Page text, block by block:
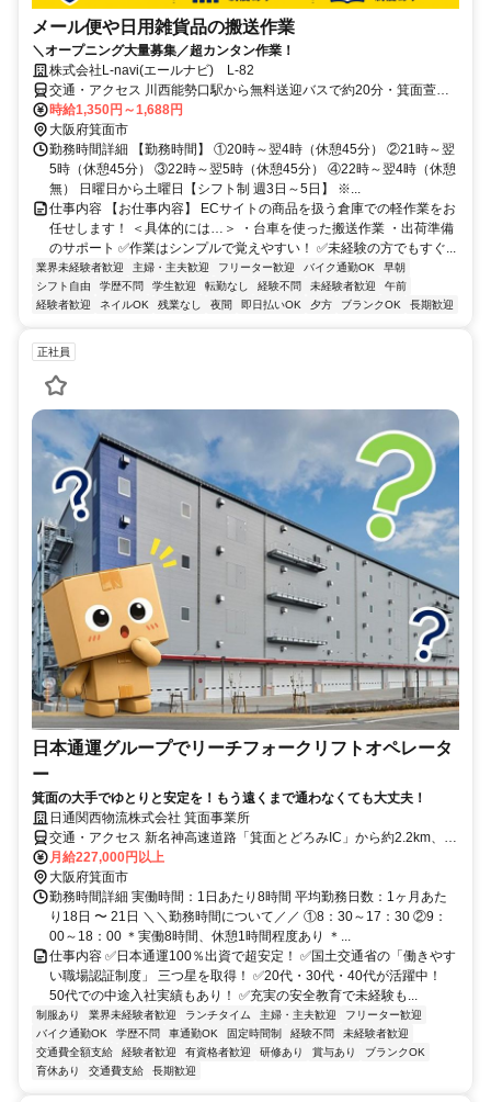
メール便や日用雑貨品の搬送作業
＼オープニング大量募集／超カンタン作業！
株式会社L-navi(エールナビ) L-82
交通・アクセス 川西能勢口駅から無料送迎バスで約20分・箕面萱野
駅から無料送迎バスで約15分・ときわ台駅/光風台駅から自転車で約
20分
時給1,350円～1,688円
大阪府箕面市
勤務時間詳細 【勤務時間】 ①20時～翌4時（休憩45分） ②21時～翌
5時（休憩45分） ③22時～翌5時（休憩45分） ④22時～翌4時（休憩
無） 日曜日から土曜日【シフト制 週3日～5日】 ※...
仕事内容 【お仕事内容】 ECサイトの商品を扱う倉庫での軽作業をお
任せします！ ＜具体的には…＞ ・台車を使った搬送作業 ・出荷準備
のサポート ✅作業はシンプルで覚えやすい！ ✅未経験の方でもすぐ...
業界未経験者歓迎 主婦・主夫歓迎 フリーター歓迎 バイク通勤OK
早朝
シフト自由
学歴不問 学生歓迎 転勤なし 経験不問 未経験者歓迎
午前
経験者歓迎
ネイルOK 残業なし 夜間 即日払いOK 夕方 ブランクOK 長期歓迎
正社員
日本通運グループでリーチフォークリフトオペレータ
ー
箕面の大手でゆとりと安定を！もう遠くまで通わなくても大丈夫！
日通関西物流株式会社 箕面事業所
交通・アクセス 新名神高速道路「箕面とどろみIC」から約2.2km、阪
神高速道路「池田木部IC」から約7.2km、能勢電鉄妙見線「ときわ台
駅」から約3.5km
月給227,000円以上
大阪府箕面市
勤務時間詳細 実働時間：1日あたり8時間 平均勤務日数：1ヶ月あた
り18日 〜 21日 ＼＼勤務時間について／／ ①8：30～17：30 ②9：
00～18：00 ＊実働8時間、休憩1時間程度あり ＊...
仕事内容 ✅日本通運100％出資で超安定！ ✅国土交通省の「働きやす
い職場認証制度」 三つ星を取得！ ✅20代・30代・40代が活躍中！
50代での中途入社実績もあり！ ✅充実の安全教育で未経験も...
制服あり 業界未経験者歓迎 ランチタイム 主婦・主夫歓迎
フリーター歓迎
バイク通勤OK
学歴不問 車通勤OK 固定時間制 経験不問
未経験者歓迎
交通費全額支給
経験者歓迎 有資格者歓迎 研修あり 賞与あり
ブランクOK
育休あり
交通費支給 長期歓迎